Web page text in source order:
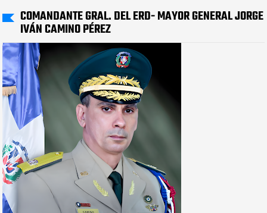
COMANDANTE GRAL. DEL ERD- MAYOR GENERAL JORGE
IVÁN CAMINO PÉREZ